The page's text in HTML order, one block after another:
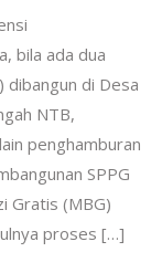
bila ada dua
dibangun di Desa
NTB,
penghamburan
SPPG
Gratis (MBG)
proses […]